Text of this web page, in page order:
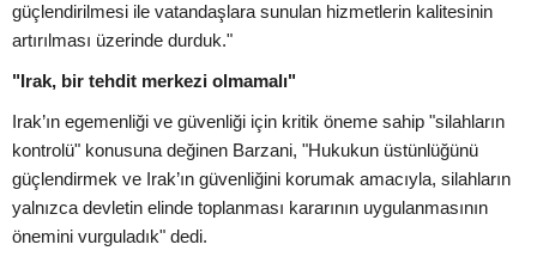
güçlendirilmesi ile vatandaşlara sunulan hizmetlerin kalitesinin
artırılması üzerinde durduk."
"Irak, bir tehdit merkezi olmamalı"
Irak’ın egemenliği ve güvenliği için kritik öneme sahip "silahların
kontrolü" konusuna değinen Barzani, "Hukukun üstünlüğünü
güçlendirmek ve Irak’ın güvenliğini korumak amacıyla, silahların
yalnızca devletin elinde toplanması kararının uygulanmasının
önemini vurguladık" dedi.